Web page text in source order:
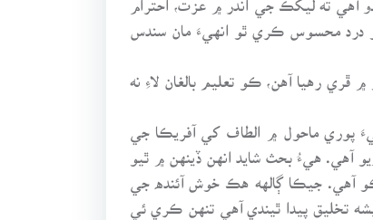
درد محسوس ڪري ٿو انهيءَ مان سندس
رهيا آهن، ڪو تعليم بالغان لاءِ نه
پوري ماحول ۾ الطاف کي آفريڪا جي
آهي. هيءُ بحث شايد انهن ڏينهن ۾ ٿيو
آهي. جيڪا ڳالهه هڪ خوش آئنده جي
تخليق پيدا ٿيندي آهي تنهن ڪري ئي